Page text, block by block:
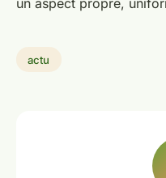
actu